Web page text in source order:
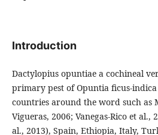
Introduction
Dactylopius opuntiae a cochineal
primary pest of Opuntia ﬁcus-
countries around the word such as
Vigueras, 2006; Vanegas-Rico et al.,
al., 2013), Spain, Ethiopia, Italy,